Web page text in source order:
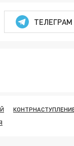
ТЕЛЕГРАМ